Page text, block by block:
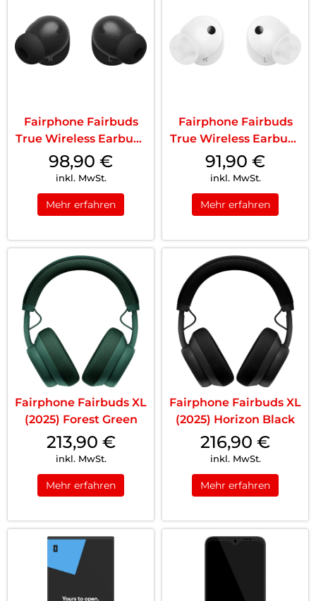
Fairphone Fairbuds
True Wireless Earbuds
Schwarz
98,90 €
inkl. MwSt.
Mehr erfahren
Fairphone Fairbuds
True Wireless Earbuds
Weiß
91,90 €
inkl. MwSt.
Mehr erfahren
Fairphone Fairbuds XL
(2025) Forest Green
213,90 €
inkl. MwSt.
Mehr erfahren
Fairphone Fairbuds XL
(2025) Horizon Black
216,90 €
inkl. MwSt.
Mehr erfahren